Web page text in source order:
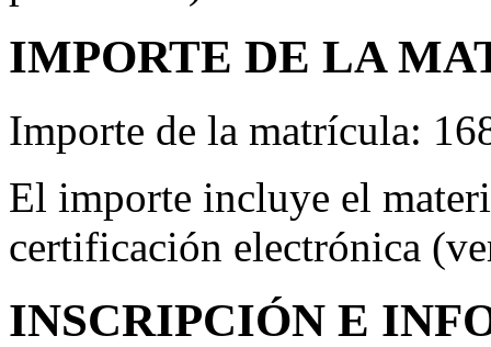
IMPORTE DE LA
Importe de la matrícula:
El importe incluye el
certificación electrónica
INSCRIPCIÓN E